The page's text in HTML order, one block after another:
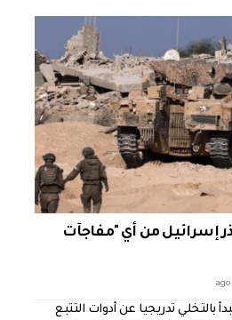
إسرائيل من أي "مفاجآت
بالتخلي تدريجيا عن أدوات التتبع